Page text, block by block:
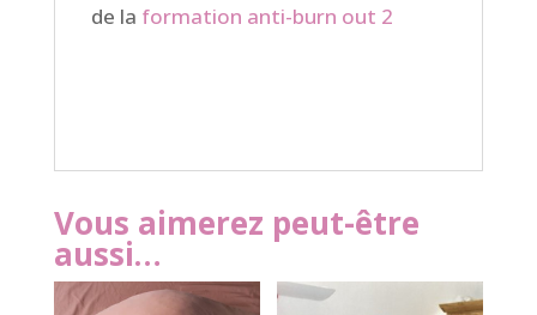
de la formation anti-burn out 2
Vous aimerez peut-être
aussi…